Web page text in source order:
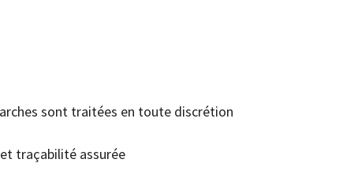
sont traitées en toute discrétion
traçabilité assurée